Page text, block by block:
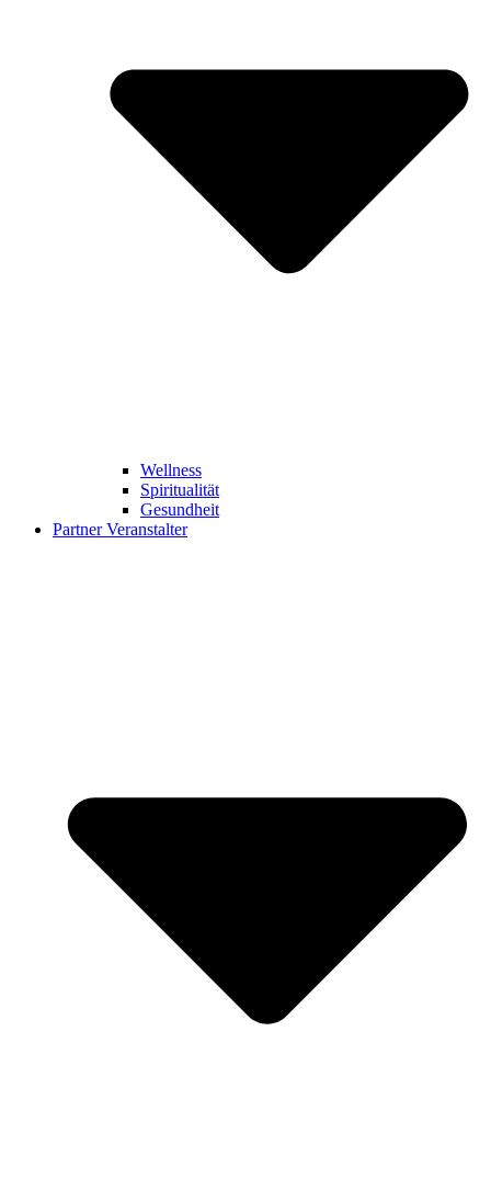
Wellness
Spiritualität
Gesundheit
Partner Veranstalter